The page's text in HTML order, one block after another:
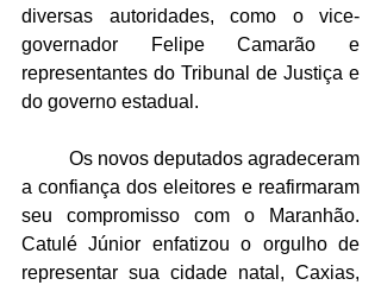
diversas autoridades, como o vice-
governador Felipe Camarão e
representantes do Tribunal de Justiça e
do governo estadual.
a confiança dos eleitores e reafirmaram
seu compromisso com o Maranhão.
Catulé Júnior enfatizou o orgulho de
representar sua cidade natal, Caxias,